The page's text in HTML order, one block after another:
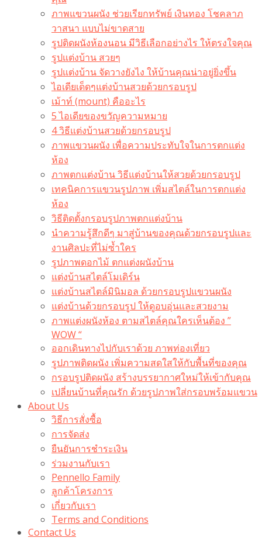
ภาพแขวนผนัง ช่วยเรียกทรัพย์ เงินทอง โชคลาภ
วาสนา แบบไม่ขาดสาย
รูปติดผนังห้องนอน มีวิธีเลือกอย่างไร ให้ตรงใจคุณ
รูปแต่งบ้าน สวยๆ
รูปแต่งบ้าน จัดวางยังไง ให้บ้านคุณน่าอยู่ยิ่งขึ้น
ไอเดียเด็ดๆแต่งบ้านสวยด้วยกรอบรูป
เม้าท์ (mount) คืออะไร​
5 ไอเดียของขวัญความหมาย
4 วิธีแต่งบ้านสวยด้วยกรอบรูป
ภาพแขวนผนัง เพื่อความประทับใจในการตกแต่ง
ห้อง
ภาพตกแต่งบ้าน วิธีแต่งบ้านให้สวยด้วยกรอบรูป
เทคนิคการแขวนรูปภาพ เพิ่มสไตล์ในการตกแต่ง
ห้อง
วิธีติดตั้งกรอบรูปภาพตกแต่งบ้าน
นำความรู้สึกดีๆ มาสู่บ้านของคุณด้วยกรอบรูปและ
งานศิลปะที่ไม่ซ้ำใคร
รูปภาพดอกไม้ ตกแต่งผนังบ้าน
แต่งบ้านสไตล์โมเดิร์น
แต่งบ้านสไตล์มินิมอล ด้วยกรอบรูปแขวนผนัง
แต่งบ้านด้วยกรอบรูป ให้ดูอบอุ่นและสวยงาม
ภาพแต่งผนังห้อง ตามสไตล์คุณใครเห็นต้อง ”
WOW “
ออกเดินทางไปกับเราด้วย ภาพท่องเที่ยว
รูปภาพติดผนัง เพิ่มความสดใสให้กับพื้นที่ของคุณ
กรอบรูปติดผนัง สร้างบรรยากาศใหม่ให้เข้ากับคุณ
เปลี่ยนบ้านที่คุณรัก ด้วยรูปภาพใส่กรอบพร้อมแขวน​
About Us
วิธีการสั่งซื้อ
การจัดส่ง
ยืนยันการชำระเงิน
ร่วมงานกับเรา
Pennello Family
ลูกค้าโครงการ
เกี่ยวกับเรา
Terms and Conditions
Contact Us